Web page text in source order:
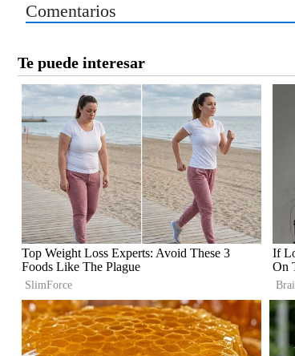
Comentarios